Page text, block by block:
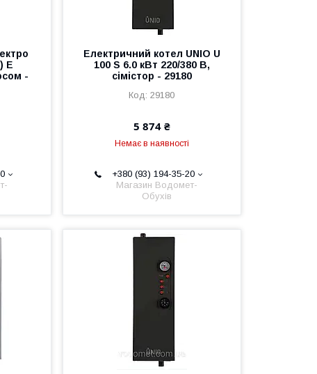
Е
-
Електричний котел UNIO U
100 S 6.0 кВт 220/380 В,
сімістор - 29180
29180
5 874 ₴
Немає в наявності
+380 (93) 194-35-20
Магазин Водомет-
Обухів